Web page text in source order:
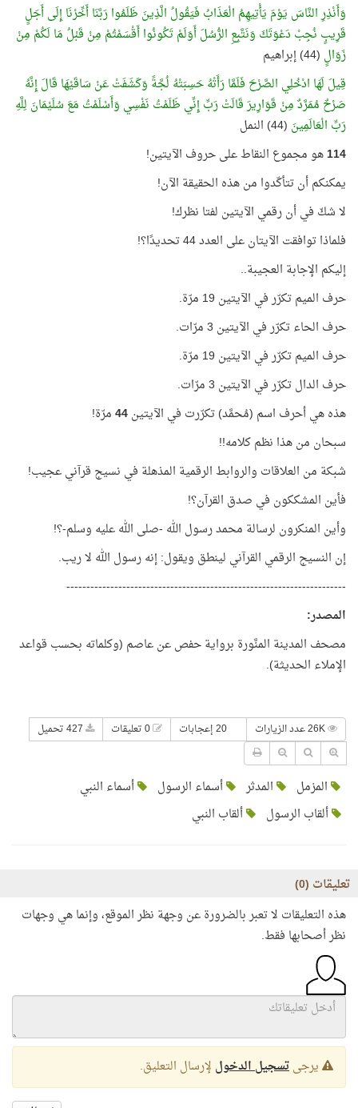
وَأَنْذِرِ النَّاسَ يَوْمَ يَأْتِيهِمُ الْعَذَابُ فَيَقُولُ الَّذِينَ ظَلَمُوا رَبَّنَا أَخِّرْنَا إِلَى أَجَلٍ
قَرِيبٍ نُجِبْ دَعْوَتَكَ وَنَتَّبِعِ الرُّسُلَ أَوَلَمْ تَكُونُوا أَقْسَمْتُمْ مِنْ قَبْلُ مَا لَكُمْ مِنْ
زَوَالٍ (44) إبراهيم
قِيلَ لَهَا ادْخُلِي الصَّرْحَ فَلَمَّا رَأَتْهُ حَسِبَتْهُ لُجَّةً وَكَشَفَتْ عَنْ سَاقَيْهَا قَالَ إِنَّهُ
صَرْحٌ مُمَرَّدٌ مِنْ قَوَارِيرَ قَالَتْ رَبِّ إِنِّي ظَلَمْتُ نَفْسِي وَأَسْلَمْتُ مَعَ سُلَيْمَانَ لِلَّهِ
رَبِّ الْعَالَمِينَ (44) النمل
114هو مجموع النقاط على حروف الآيتين!
يمكنكم أن تتأكّدوا من هذه الحقيقة الآن!
لا شكّ في أن رقمي الآيتين لفتا نظرك!
فلماذا توافقت الآيتان على العدد 44 تحديدًا؟!
إليكم الإجابة العجيبة..
حرف الميم تكرّر في الآيتين 19 مرّة.
حرف الحاء تكرّر في الآيتين 3 مرّات.
حرف الميم تكرّر في الآيتين 19 مرّة.
حرف الدال تكرّر في الآيتين 3 مرّات.
هذه هي أحرف اسم (مُحمَّد) تكرّرت في الآيتين44مرّة!
سبحان من هذا نظم كلامه!!
شبكة من العلاقات والروابط الرقمية المذهلة في نسيج قرآني عجيب!
فأين المشككون في صدق القرآن؟!
وأين المنكرون لرسالة محمد رسول الله -صلى الله عليه وسلم-؟!
إن النسيج الرقمي القرآني لينطق ويقول: إنه رسول الله لا ريب.
----------------------------------------------------------------------
المصدر:
مصحف المدينة المنَّورة برواية حفص عن عاصم (وكلماته بحسب قواعد
الإملاء الحديثة).
20 إعجابات
المزمل المدثر أسماء الرسول
أسماء النبي
ألقاب الرسول
ألقاب النبي
تعليقات (0
)
هذه التعليقات لا تعبر بالضرورة عن وجهة نظر الموقع، وإنما هي وجهات
نظر أصحابها فقط.
يرجىتسجيل الدخول لإرسال التعليق.